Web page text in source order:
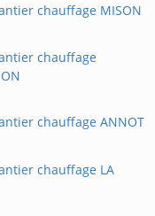
chauffage MISON
chauffage
chauffage ANNOT
chauffage LA